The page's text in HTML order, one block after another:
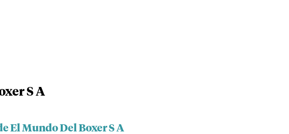
S A
El Mundo Del Boxer S A